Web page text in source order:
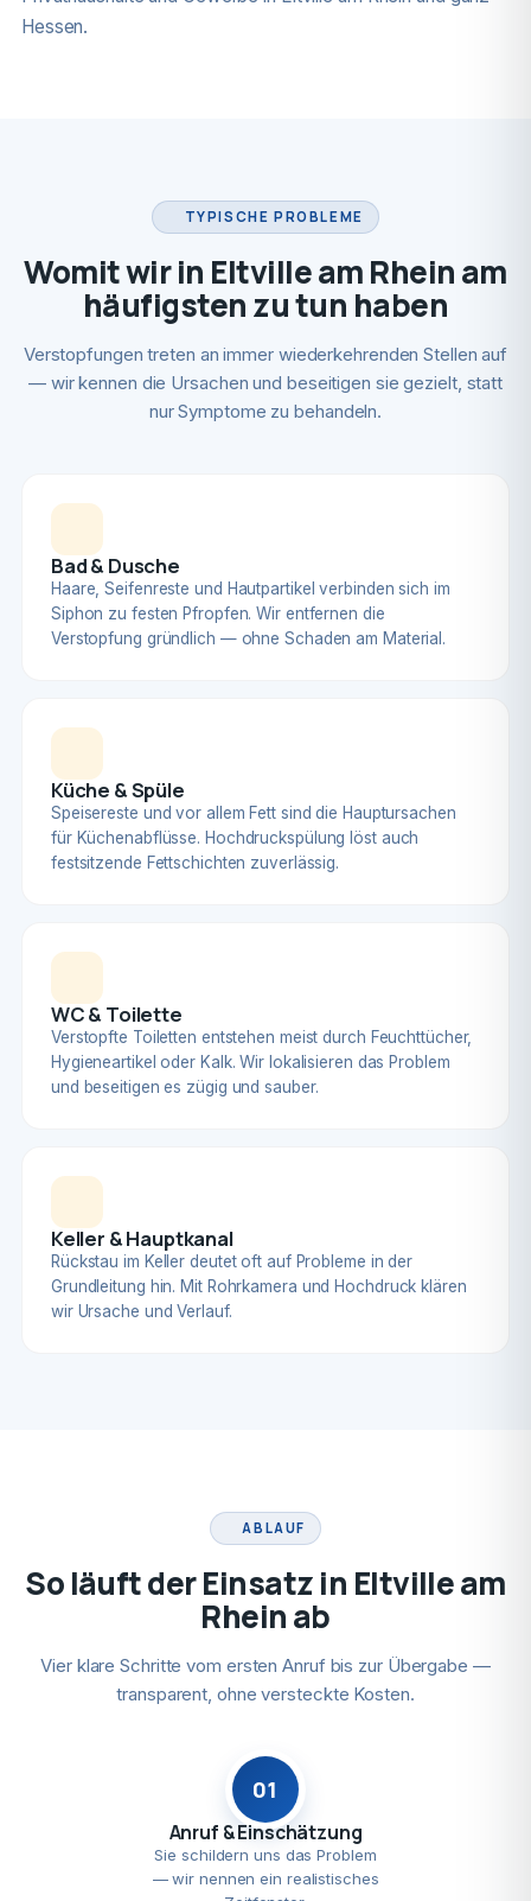
Hessen.
TYPISCHE PROBLEME
Womit wir in Eltville am Rhein am
häufigsten zu tun haben
Verstopfungen treten an immer wiederkehrenden Stellen auf
— wir kennen die Ursachen und beseitigen sie gezielt, statt
nur Symptome zu behandeln.
Bad & Dusche
Haare, Seifenreste und Hautpartikel verbinden sich im
Siphon zu festen Pfropfen. Wir entfernen die
Verstopfung gründlich — ohne Schaden am Material.
Küche & Spüle
Speisereste und vor allem Fett sind die Hauptursachen
für Küchenabflüsse. Hochdruckspülung löst auch
festsitzende Fettschichten zuverlässig.
WC & Toilette
Verstopfte Toiletten entstehen meist durch Feuchttücher,
Hygieneartikel oder Kalk. Wir lokalisieren das Problem
und beseitigen es zügig und sauber.
Keller & Hauptkanal
Rückstau im Keller deutet oft auf Probleme in der
Grundleitung hin. Mit Rohrkamera und Hochdruck klären
wir Ursache und Verlauf.
ABLAUF
So läuft der Einsatz in Eltville am
Rhein ab
Vier klare Schritte vom ersten Anruf bis zur Übergabe —
transparent, ohne versteckte Kosten.
01
Anruf & Einschätzung
Sie schildern uns das Problem
— wir nennen ein realistisches